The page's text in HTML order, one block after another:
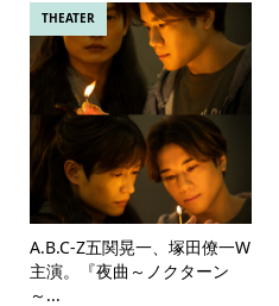
THEATER
A.B.C-Z五関晃一、塚田僚一W
主演。『夜曲～ノクターン
～...